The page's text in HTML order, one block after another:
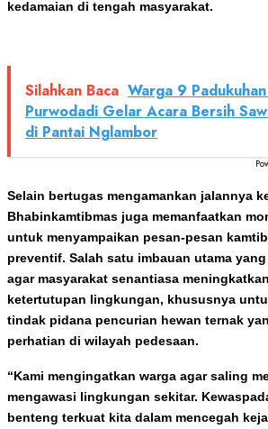
kedamaian di tengah masyarakat.
Silahkan Baca Warga 9
Purwodadi Gelar Acara Bersih
di Pantai Nglambor
Selain bertugas mengamankan jalannya
Bhabinkamtibmas juga memanfaatkan
untuk menyampaikan pesan-pesan
preventif. Salah satu imbauan utama
agar masyarakat senantiasa
ketertutupan lingkungan, khususnya
tindak pidana pencurian hewan ternak
perhatian di wilayah pedesaan.
“Kami mengingatkan warga agar saling
mengawasi lingkungan sekitar.
benteng terkuat kita dalam mencegah